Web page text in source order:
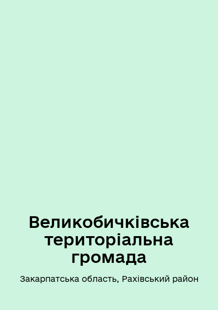
Великобичківська
територіальна
громада
Закарпатська область, Рахівський район